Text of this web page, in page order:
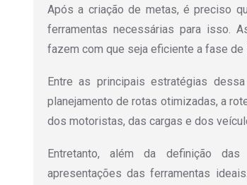
Após a criação de metas, é preciso
ferramentas necessárias para isso.
fazem com que seja eficiente a fase
Entre as principais estratégias
planejamento de rotas otimizadas, a
dos motoristas, das cargas e dos
Entretanto, além da definição
apresentações das ferramentas